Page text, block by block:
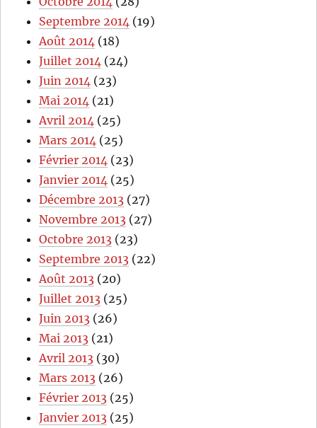
Septembre 2014 (19)
Août 2014 (18)
Juillet 2014 (24)
Juin 2014 (23)
Mai 2014 (21)
Avril 2014 (25)
Mars 2014 (25)
Février 2014 (23)
Janvier 2014 (25)
Décembre 2013 (27)
Novembre 2013 (27)
Octobre 2013 (23)
Septembre 2013 (22)
Août 2013 (20)
Juillet 2013 (25)
Juin 2013 (26)
Mai 2013 (21)
Avril 2013 (30)
Mars 2013 (26)
Février 2013 (25)
Janvier 2013 (25)